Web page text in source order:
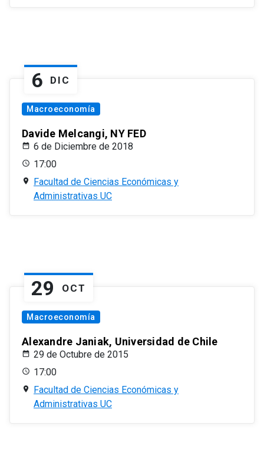
6 DIC
Macroeconomía
Davide Melcangi, NY FED
6 de Diciembre de 2018
17:00
Facultad de Ciencias Económicas y
Administrativas UC
29 OCT
Macroeconomía
Alexandre Janiak, Universidad de Chile
29 de Octubre de 2015
17:00
Facultad de Ciencias Económicas y
Administrativas UC